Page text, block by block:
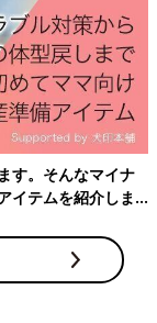
ク たまひよブッ
リニューアル！
成長の様子とマ
齢別に、体・心
た！」を具体的
、病気の受診の
す。そんなマイナ
イテムを紹介しま